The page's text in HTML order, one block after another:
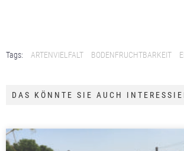
Tags: ARTENVIELFALT BODENFRUCHTBARKEIT
DAS KÖNNTE SIE AUCH